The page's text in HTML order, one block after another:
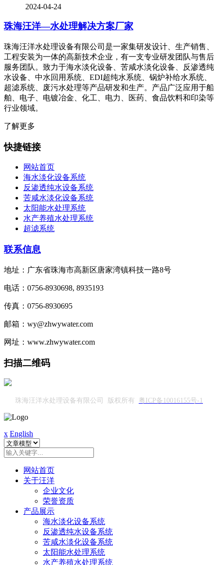
2024-04-24
珠海汪洋—水处理解决方案厂家
珠海汪洋水处理设备有限公司是一家集研发设计、生产销售、
工程安装为一体的高新技术企业，有一支专业研发团队与售后
服务团队。致力于海水淡化设备、苦咸水淡化设备、反渗透纯
水设备、中水回用系统、EDI超纯水系统、锅炉补给水系统、
超滤系统、废污水处理等产品研发和生产。产品广泛应用于船
舶、电子、电镀冶金、化工、电力、医药、食品饮料和印染等
行业领域。
了解更多
快捷链接
网站首页
海水淡化设备系统
反渗透纯水设备系统
苦咸水淡化设备系统
太阳能水处理系统
水产养殖水处理系统
超滤系统
联系信息
地址：广东省珠海市高新区唐家湾镇科技一路8号
电话：0756-8930698, 8935193
传真：0756-8930695
邮箱：wy@zhwywater.com
网址：www.zhwywater.com
扫描二维码
珠海汪洋水处理设备有限公司 版权所有 粤ICP备10016155号-1
x English
网站首页
关于汪洋
企业文化
荣誉资质
产品展示
海水淡化设备系统
反渗透纯水设备系统
苦咸水淡化设备系统
太阳能水处理系统
水产养殖水处理系统